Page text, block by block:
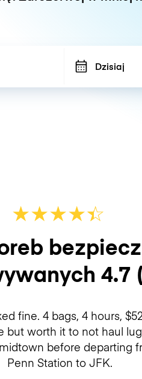
Dzisiaj
★★★★☆
★
4.7
fine. 4 bags, 4 hours,
but worth it to not haul
before departing
Penn Station to JFK.